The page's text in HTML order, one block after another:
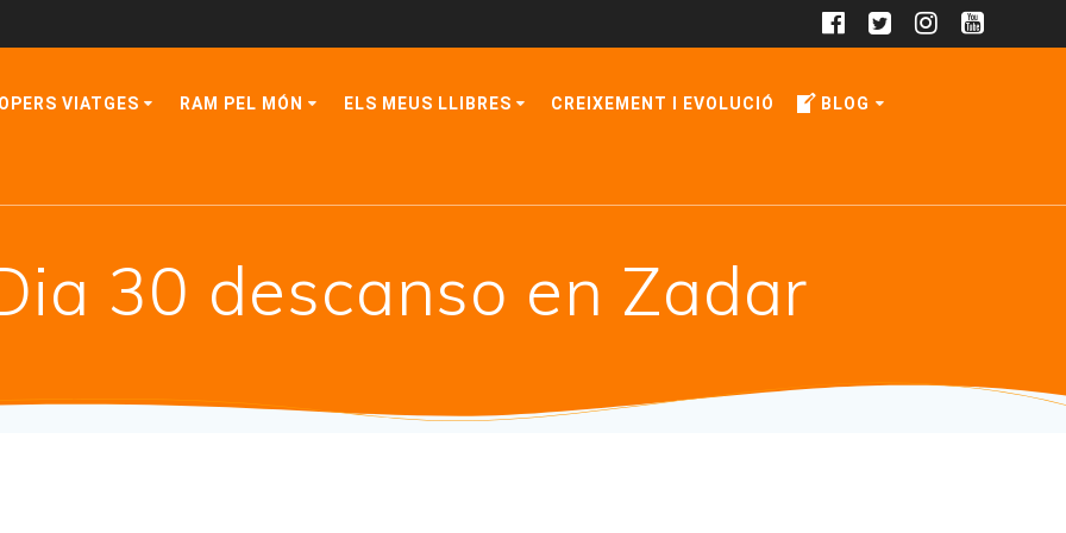
VIATGES RAM PEL MÓN ELS MEUS LLIBRES CREIXEMENT I EVOLUCIÓ BLOG
30 descanso en Zadar